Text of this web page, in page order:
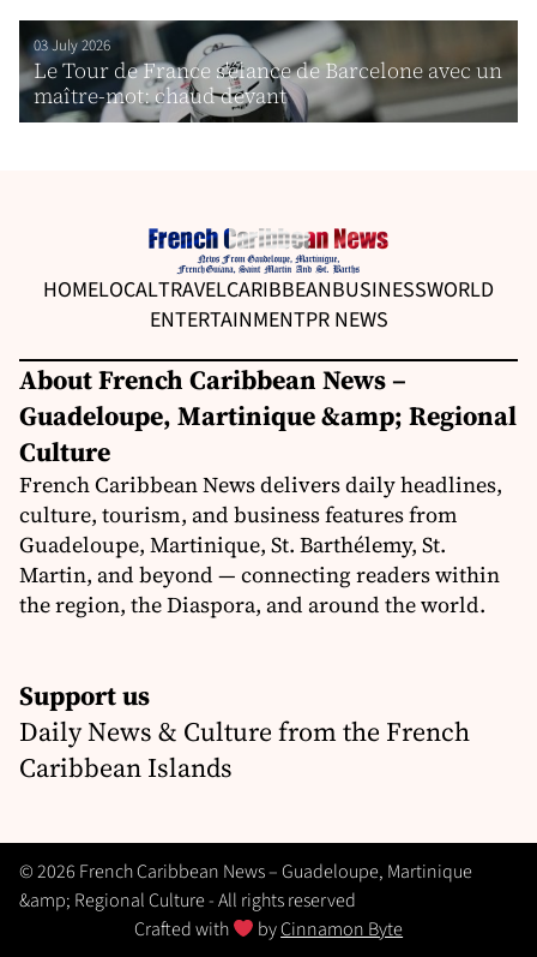
03 July 2026
Le Tour de France s'élance de Barcelone avec un
maître-mot: chaud devant
HOMELOCALTRAVELCARIBBEANBUSINESSWORLD
ENTERTAINMENTPR NEWS
About French Caribbean News –
Guadeloupe, Martinique &amp; Regional
Culture
French Caribbean News delivers daily headlines,
culture, tourism, and business features from
Guadeloupe, Martinique, St. Barthélemy, St.
Martin, and beyond — connecting readers within
the region, the Diaspora, and around the world.
Support us
Daily News & Culture from the French
Caribbean Islands
© 2026 French Caribbean News – Guadeloupe, Martinique
&amp; Regional Culture - All rights reserved
Crafted with
byCinnamon Byte